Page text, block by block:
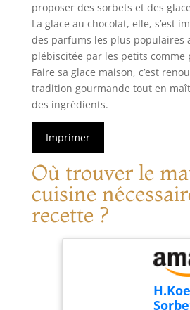
proposer des sorbets et des
La glace au chocolat, elle, s’est
des parfums les plus populaires
plébiscitée par les petits comme
Faire sa glace maison, c’est
tradition gourmande tout en
des ingrédients.
Imprimer
Où trouver le
cuisine
recette ?